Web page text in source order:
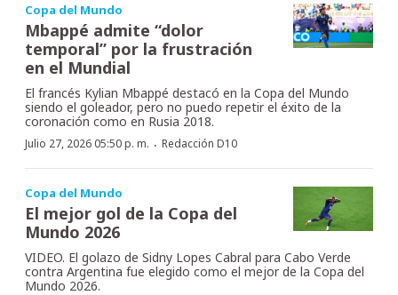
Copa del Mundo
Mbappé admite “dolor
temporal” por la frustración
en el Mundial
El francés Kylian Mbappé destacó en la Copa del Mundo
siendo el goleador, pero no puedo repetir el éxito de la
coronación como en Rusia 2018.
Julio 27, 2026 05:50 p. m. · Redacción D10
Copa del Mundo
El mejor gol de la Copa del
Mundo 2026
VIDEO. El golazo de Sidny Lopes Cabral para Cabo Verde
contra Argentina fue elegido como el mejor de la Copa del
Mundo 2026.